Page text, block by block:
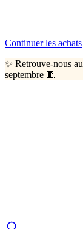
Continuer les achats
✨ Retrouve-nous
septembre 🧵